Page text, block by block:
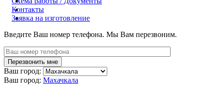
Контакты
Заявка на изготовление
Введите Ваш номер телефона. Мы Вам перезвоним.
Ваш город:
Ваш город: Махачкала